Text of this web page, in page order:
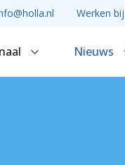
Werken bij
Nieuws